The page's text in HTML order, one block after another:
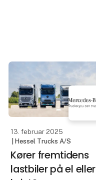
13. februar 2025
| Hessel Trucks A/S
Kører fremtidens
lastbiler på el eller